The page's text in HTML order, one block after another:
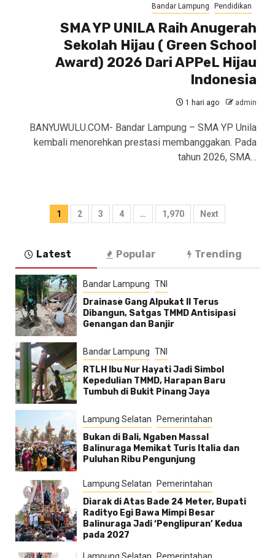
Bandar Lampung Pendidikan
SMA YP UNILA Raih Anugerah
Sekolah Hijau ( Green School
Award) 2026 Dari APPeL Hijau
Indonesia
1 hari ago admin
BANYUWULU.COM- Bandar Lampung – SMA YP Unila
kembali menorehkan prestasi membanggakan. Pada
tahun 2026, SMA…
Paginasi
1 2 3 4 … 1,970 Next
Latest Popular Trending
Bandar Lampung TNI
Drainase Gang Alpukat II Terus
Dibangun, Satgas TMMD Antisipasi
Genangan dan Banjir
Bandar Lampung TNI
RTLH Ibu Nur Hayati Jadi Simbol
Kepedulian TMMD, Harapan Baru
Tumbuh di Bukit Pinang Jaya
Lampung Selatan Pemerintahan
Bukan di Bali, Ngaben Massal
Balinuraga Memikat Turis Italia dan
Puluhan Ribu Pengunjung
Lampung Selatan Pemerintahan
Diarak di Atas Bade 24 Meter, Bupati
Radityo Egi Bawa Mimpi Besar
Balinuraga Jadi ‘Penglipuran’ Kedua
pada 2027
Lampung Selatan Pemerintahan